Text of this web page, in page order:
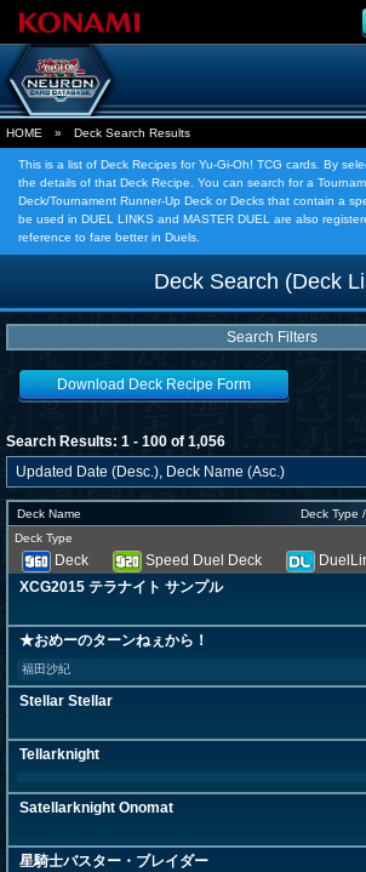
HOME » Deck Search Results
This is a list of Deck Recipes for Yu-Gi-Oh! TCG cards. By
the details of that Deck Recipe. You can search for a
Deck/Tournament Runner-Up Deck or Decks that contain a
be used in DUEL LINKS and MASTER DUEL are also
reference to fare better in Duels.
Deck Search (Deck
Search Filters
Download Deck Recipe Form
Search Results: 1 - 100 of 1,056
Deck Name
Deck Type
Deck Type
Deck Speed Duel Deck
XCG2015 テラナイト サンプル
★おめーのターンねぇから！
福田沙紀
Stellar Stellar
Tellarknight
Satellarknight Onomat
星騎士バスター・ブレイダー